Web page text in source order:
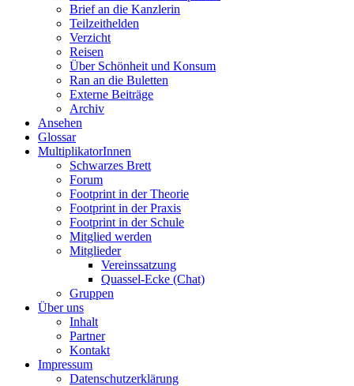
Brief an die Kanzlerin
Teilzeithelden
Verzicht
Reisen
Über Schönheit und Konsum
Ran an die Buletten
Externe Beiträge
Archiv
Ansehen
Glossar
MultiplikatorInnen
Schwarzes Brett
Forum
Footprint in der Theorie
Footprint in der Praxis
Footprint in der Schule
Mitglied werden
Mitglieder
Vereinssatzung
Quassel-Ecke (Chat)
Gruppen
Über uns
Inhalt
Partner
Kontakt
Impressum
Datenschutzerklärung